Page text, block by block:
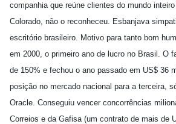
companhia que reúne clientes do mundo
Colorado, não o reconheceu. Esbanjava
escritório brasileiro. Motivo para tanto bom
em 2000, o primeiro ano de lucro no Brasil. O
de 150% e fechou o ano passado em US$ 36
posição no mercado nacional para a terceira,
Oracle. Conseguiu vencer concorrências
Correios e da Gafisa (um contrato de mais de